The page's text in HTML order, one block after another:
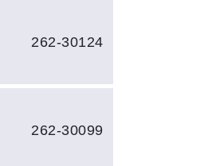
262-30124
262-30099